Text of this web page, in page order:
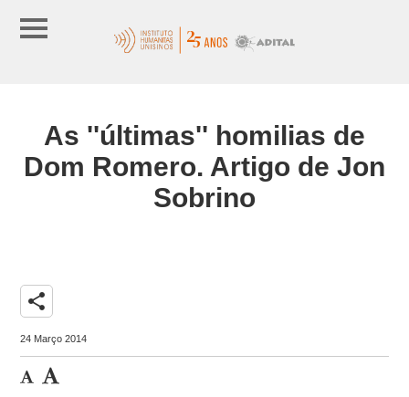
As ''últimas'' homilias de
Dom Romero. Artigo de Jon
Sobrino
share
24 Março 2014